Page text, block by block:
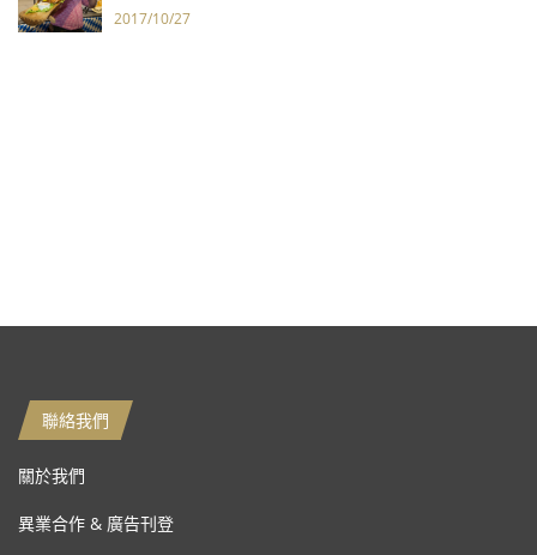
2017/10/27
聯絡我們
關於我們
異業合作 & 廣告刊登